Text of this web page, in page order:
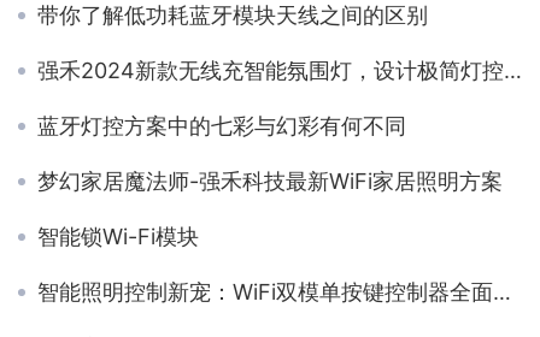
带你了解低功耗蓝牙模块天线之间的区别
强禾2024新款无线充智能氛围灯，设计极简灯控智能！
蓝牙灯控方案中的七彩与幻彩有何不同
梦幻家居魔法师-强禾科技最新WiFi家居照明方案
智能锁Wi-Fi模块
智能照明控制新宠：WiFi双模单按键控制器全面解析